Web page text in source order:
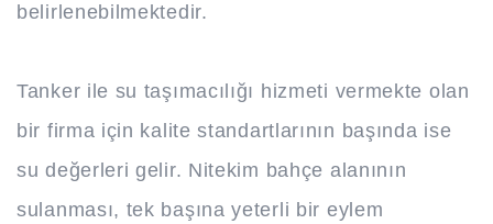
belirlenebilmektedir.
Tanker ile su taşımacılığı hizmeti vermekte olan
bir firma için kalite standartlarının başında ise
su değerleri gelir. Nitekim bahçe alanının
sulanması, tek başına yeterli bir eylem